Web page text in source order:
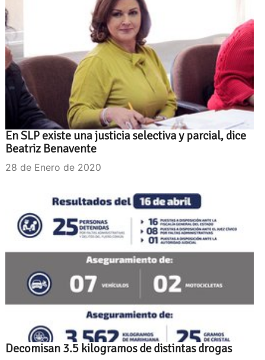
En SLP existe una justicia selectiva y parcial, dice
Beatriz Benavente
28 de Enero de 2020
Decomisan 3.5 kilogramos de distintas drogas